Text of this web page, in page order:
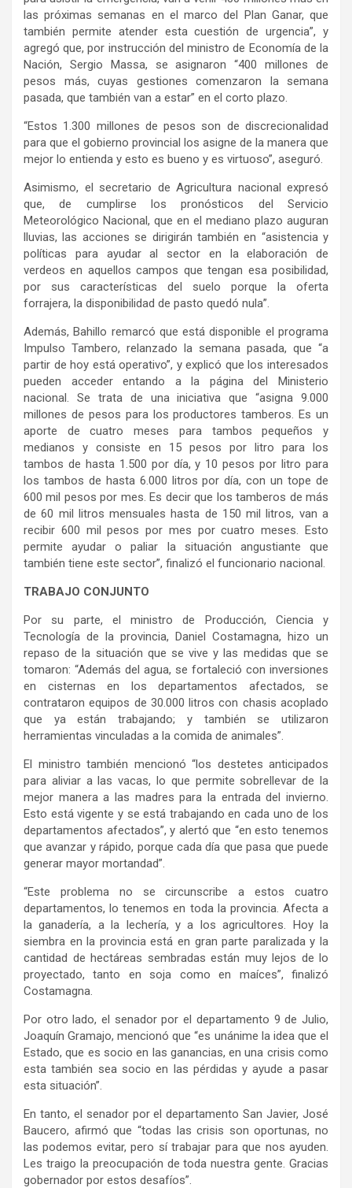
las próximas semanas en el marco del Plan Ganar, que
también permite atender esta cuestión de urgencia”, y
agregó que, por instrucción del ministro de Economía de la
Nación, Sergio Massa, se asignaron “400 millones de
pesos más, cuyas gestiones comenzaron la semana
pasada, que también van a estar” en el corto plazo.
“Estos 1.300 millones de pesos son de discrecionalidad
para que el gobierno provincial los asigne de la manera que
mejor lo entienda y esto es bueno y es virtuoso”, aseguró.
Asimismo, el secretario de Agricultura nacional expresó
que, de cumplirse los pronósticos del Servicio
Meteorológico Nacional, que en el mediano plazo auguran
lluvias, las acciones se dirigirán también en “asistencia y
políticas para ayudar al sector en la elaboración de
verdeos en aquellos campos que tengan esa posibilidad,
por sus características del suelo porque la oferta
forrajera, la disponibilidad de pasto quedó nula”.
Además, Bahillo remarcó que está disponible el programa
Impulso Tambero, relanzado la semana pasada, que “a
partir de hoy está operativo”, y explicó que los interesados
pueden acceder entando a la página del Ministerio
nacional. Se trata de una iniciativa que “asigna 9.000
millones de pesos para los productores tamberos. Es un
aporte de cuatro meses para tambos pequeños y
medianos y consiste en 15 pesos por litro para los
tambos de hasta 1.500 por día, y 10 pesos por litro para
los tambos de hasta 6.000 litros por día, con un tope de
600 mil pesos por mes. Es decir que los tamberos de más
de 60 mil litros mensuales hasta de 150 mil litros, van a
recibir 600 mil pesos por mes por cuatro meses. Esto
permite ayudar o paliar la situación angustiante que
también tiene este sector”, finalizó el funcionario nacional.
TRABAJO CONJUNTO
Por su parte, el ministro de Producción, Ciencia y
Tecnología de la provincia, Daniel Costamagna, hizo un
repaso de la situación que se vive y las medidas que se
tomaron: “Además del agua, se fortaleció con inversiones
en cisternas en los departamentos afectados, se
contrataron equipos de 30.000 litros con chasis acoplado
que ya están trabajando; y también se utilizaron
herramientas vinculadas a la comida de animales”.
El ministro también mencionó “los destetes anticipados
para aliviar a las vacas, lo que permite sobrellevar de la
mejor manera a las madres para la entrada del invierno.
Esto está vigente y se está trabajando en cada uno de los
departamentos afectados”, y alertó que “en esto tenemos
que avanzar y rápido, porque cada día que pasa que puede
generar mayor mortandad”.
“Este problema no se circunscribe a estos cuatro
departamentos, lo tenemos en toda la provincia. Afecta a
la ganadería, a la lechería, y a los agricultores. Hoy la
siembra en la provincia está en gran parte paralizada y la
cantidad de hectáreas sembradas están muy lejos de lo
proyectado, tanto en soja como en maíces”, finalizó
Costamagna.
Por otro lado, el senador por el departamento 9 de Julio,
Joaquín Gramajo, mencionó que “es unánime la idea que el
Estado, que es socio en las ganancias, en una crisis como
esta también sea socio en las pérdidas y ayude a pasar
esta situación”.
En tanto, el senador por el departamento San Javier, José
Baucero, afirmó que “todas las crisis son oportunas, no
las podemos evitar, pero sí trabajar para que nos ayuden.
Les traigo la preocupación de toda nuestra gente. Gracias
gobernador por estos desafíos”.